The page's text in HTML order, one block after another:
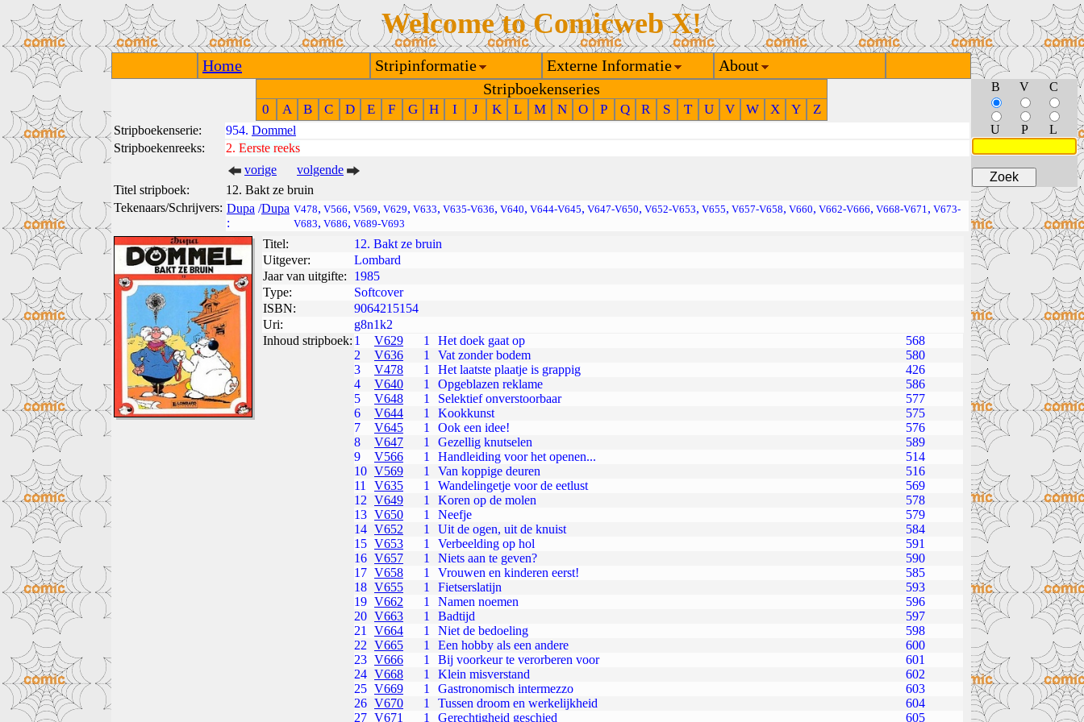
Welcome to Comicweb X!
Home Stripinformatie Externe Informatie
About
Stripboekenseries
0 A B C D E F G H I J K L M N O P Q R S T U V W X Y Z
Stripboekenserie: 954. Dommel
Stripboekenreeks:
2. Eerste reeks
vorige
volgende
Titel stripboek:
12. Bakt ze bruin
Tekenaars/Schrijvers: Dupa /Dupa
:
V478, V566, V569, V629, V633, V635-V636, V640, V644-V645, V647-V650, V652-V653, V655, V657-V658, V660, V662-V666, V668-V671, V673-
V683, V686, V689-V693
Titel:
12. Bakt ze bruin
Uitgever:
Lombard
Jaar van uitgifte:
1985
Type:
Softcover
ISBN:
9064215154
Uri:
g8n1k2
Inhoud stripboek: 1 V629 1 Het doek gaat op
568
2
V636 1 Vat zonder bodem
580
3
V478 1 Het laatste plaatje is grappig
426
4
V640 1 Opgeblazen reklame
586
5
V648 1 Selektief onverstoorbaar
577
6
V644 1 Kookkunst
575
7
V645 1 Ook een idee!
576
8
V647 1 Gezellig knutselen
589
9
V566 1 Handleiding voor het openen...
514
10 V569 1 Van koppige deuren
516
11
V635 1 Wandelingetje voor de eetlust
569
12 V649 1 Koren op de molen
578
13 V650 1 Neefje
579
14 V652 1 Uit de ogen, uit de knuist
584
15 V653 1 Verbeelding op hol
591
16 V657 1 Niets aan te geven?
590
17 V658 1 Vrouwen en kinderen eerst!
585
18 V655 1 Fietserslatijn
593
19 V662 1 Namen noemen
596
20 V663 1 Badtijd
597
21
V664 1 Niet de bedoeling
598
22 V665 1 Een hobby als een andere
600
23 V666 1 Bij voorkeur te verorberen voor
601
24 V668 1 Klein misverstand
602
25 V669 1 Gastronomisch intermezzo
603
26 V670 1 Tussen droom en werkelijkheid
604
27 V671 1 Gerechtigheid geschied 605
B V C
U P L